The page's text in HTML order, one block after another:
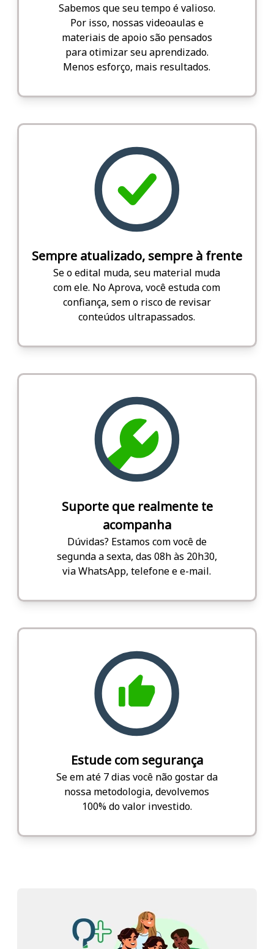
Sabemos que seu tempo é valioso.
Por isso, nossas videoaulas e
materiais de apoio são pensados
para otimizar seu aprendizado.
Menos esforço, mais resultados.
Sempre atualizado, sempre à frente
Se o edital muda, seu material muda
com ele. No Aprova, você estuda com
confiança, sem o risco de revisar
conteúdos ultrapassados.
Suporte que realmente te
acompanha
Dúvidas? Estamos com você de
segunda a sexta, das 08h às 20h30,
via WhatsApp, telefone e e-mail.
Estude com segurança
Se em até 7 dias você não gostar da
nossa metodologia, devolvemos
100% do valor investido.